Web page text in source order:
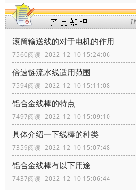
滚筒输送线的对于电机的作用
7560阅读 2022-12-10 15:24:06
倍速链流水线适用范围
7594阅读 2022-12-10 15:11:08
铝合金线棒的特点
7497阅读 2022-12-10 15:09:10
具体介绍一下线棒的种类
7359阅读 2022-12-10 15:07:48
铝合金线棒有以下用途
7437阅读 2022-12-10 15:06:44